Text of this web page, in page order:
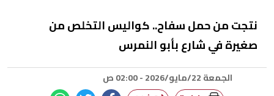
نتجت من حمل سفاح.. كواليس التخلص من
صغيرة في شارع بأبو النمرس
الجمعة 22/مايو/2026 - 02:00 ص